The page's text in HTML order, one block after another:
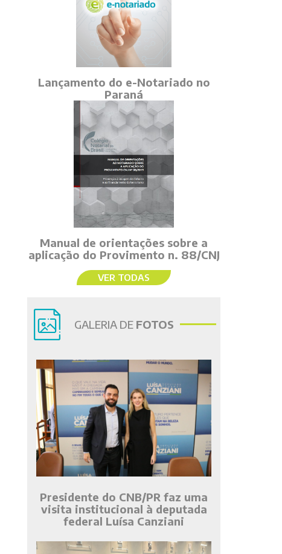
Lançamento do e-Notariado no
Paraná
Manual de orientações sobre a
aplicação do Provimento n. 88/CNJ
VER TODAS
GALERIA DE FOTOS
Presidente do CNB/PR faz uma
visita institucional à deputada
federal Luísa Canziani